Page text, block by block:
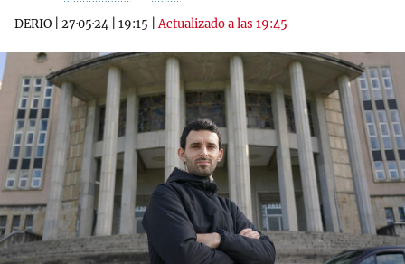
DERIO 27·05·24 19:15 |Actualizado a las 19:45